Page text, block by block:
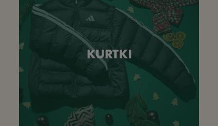
KURTKI